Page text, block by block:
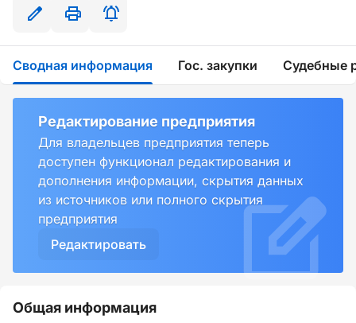
Сводная информация Гос. закупки Судебные
Редактирование предприятия
Для владельцев предприятия теперь
доступен функционал редактирования и
дополнения информации, скрытия данных
из источников или полного скрытия
предприятия
Редактировать
Общая информация